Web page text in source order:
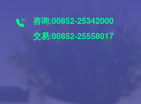
咨询:00852-25342000
交易:00852-25558017